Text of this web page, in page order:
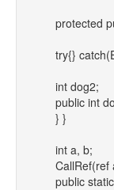
protected
try{}
int dog2;
public int
} }
int a, b;
CallRef(ref
public